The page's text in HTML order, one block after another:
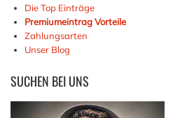
Die Top Einträge
Premiumeintrag Vorteile
Zahlungsarten
Unser Blog
SUCHEN BEI UNS